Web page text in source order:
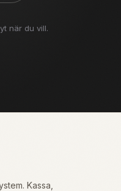
när du vill.
Kassa,